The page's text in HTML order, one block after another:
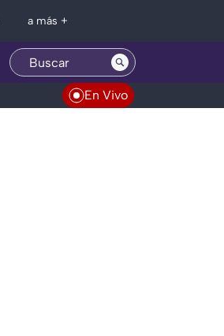
a más +
En Vivo